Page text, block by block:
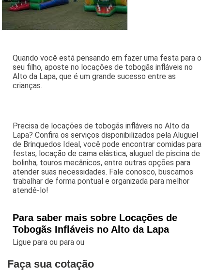
Quando você está pensando em fazer uma festa para o
seu filho, aposte no locações de tobogãs infláveis no
Alto da Lapa, que é um grande sucesso entre as
crianças.
Precisa de locações de tobogãs infláveis no Alto da
Lapa? Confira os serviços disponibilizados pela Aluguel
de Brinquedos Ideal, você pode encontrar comidas para
festas, locação de cama elástica, aluguel de piscina de
bolinha, touros mecânicos, entre outras opções para
atender suas necessidades. Fale conosco, buscamos
trabalhar de forma pontual e organizada para melhor
atendê-lo!
Para saber mais sobre Locações de
Tobogãs Infláveis no Alto da Lapa
Ligue paraou paraou
Faça sua cotação